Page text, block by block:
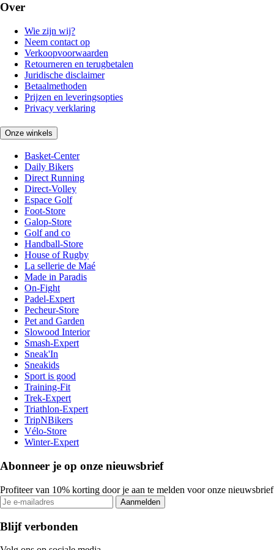
Over
Wie zijn wij?
Neem contact op
Verkoopvoorwaarden
Retourneren en terugbetalen
Juridische disclaimer
Betaalmethoden
Prijzen en leveringsopties
Privacy verklaring
Onze winkels
Basket-Center
Daily Bikers
Direct Running
Direct-Volley
Espace Golf
Foot-Store
Galop-Store
Golf and co
Handball-Store
House of Rugby
La sellerie de Maé
Made in Paradis
On-Fight
Padel-Expert
Pecheur-Store
Pet and Garden
Slowood Interior
Smash-Expert
Sneak'In
Sneakids
Sport is good
Training-Fit
Trek-Expert
Triathlon-Expert
TripNBikers
Vélo-Store
Winter-Expert
Abonneer je op onze nieuwsbrief
Profiteer van 10% korting door je aan te melden voor onze nieuwsbrief
Aanmelden
Blijf verbonden